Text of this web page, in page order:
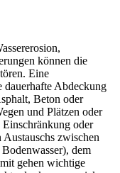
können die
Eine
dauerhafte Abdeckung
Beton oder
und Plätzen oder
oder
zwischen
dem
gehen wichtige